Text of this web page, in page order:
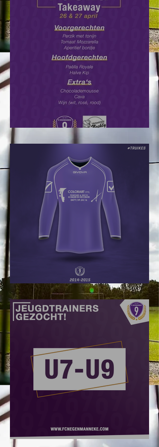
Paëlla Takeaway: Bestel nu!
#Truikes !